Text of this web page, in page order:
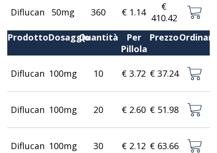
Diflucan 50mg 360 € 1.14
€
410.42
ProdottoDosaggioQuantità
Per
Pillola
Prezzo
Diflucan 100mg 10 € 3.72 € 37.24
Diflucan 100mg 20 € 2.60 € 51.98
Diflucan 100mg 30 € 2.12 € 63.66